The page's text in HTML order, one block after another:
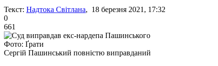
Текст: Надтока Світлана, 18 березня 2021, 17:32
0
661
Фото: Ґрати
Сергій Пашинський повністю виправданий